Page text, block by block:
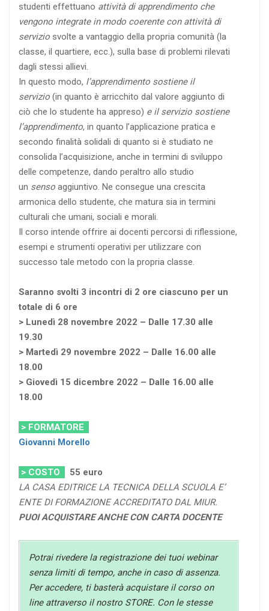
studenti effettuano attività di apprendimento che
vengono integrate in modo coerente con attività di
servizio svolte a vantaggio della propria comunità (la
classe, il quartiere, ecc.), sulla base di problemi rilevati
dagli stessi allievi.
In questo modo, l’apprendimento sostiene il
servizio (in quanto è arricchito dal valore aggiunto di
ciò che lo studente ha appreso) e il servizio sostiene
l’apprendimento, in quanto l’applicazione pratica e
secondo finalità solidali di quanto si è studiato ne
consolida l’acquisizione, anche in termini di sviluppo
delle competenze, dando peraltro allo studio
un senso aggiuntivo. Ne consegue una crescita
armonica dello studente, che matura sia in termini
culturali che umani, sociali e morali.
Il corso intende offrire ai docenti percorsi di riflessione,
esempi e strumenti operativi per utilizzare con
successo tale metodo con la propria classe.
Saranno svolti 3 incontri di 2 ore ciascuno per un
totale di 6 ore
> Lunedì 28 novembre 2022 – Dalle 17.30 alle
19.30
> Martedì 29 novembre 2022 – Dalle 16.00 alle
18.00
> Giovedì 15 dicembre 2022 – Dalle 16.00 alle
18.00
> FORMATORE
Giovanni Morello
> COSTO 55 euro
LA CASA EDITRICE LA TECNICA DELLA SCUOLA E’
ENTE DI FORMAZIONE ACCREDITATO DAL MIUR.
PUOI ACQUISTARE ANCHE CON CARTA DOCENTE
Potrai rivedere la registrazione dei tuoi webinar
senza limiti di tempo, anche in caso di assenza.
Per accedere, ti basterà acquistare il corso on
line attraverso il nostro STORE. Con le stesse